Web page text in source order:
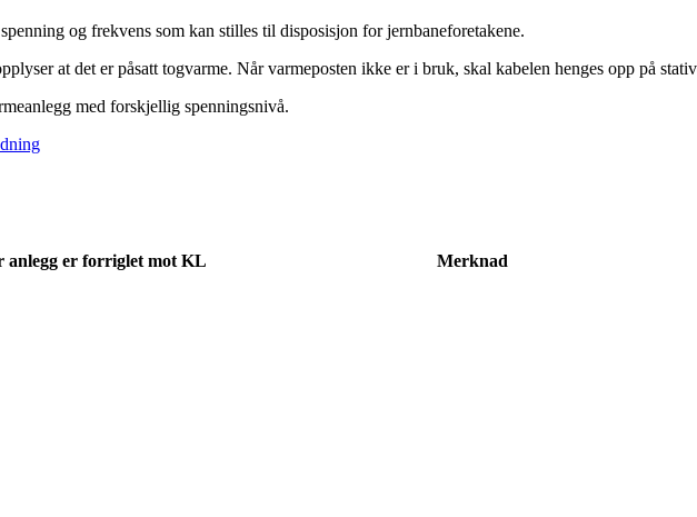
og frekvens som kan stilles til disposisjon for jernbaneforetakene.
at det er påsatt togvarme. Når varmeposten ikke er i bruk, skal kabelen henges opp på
med forskjellig spenningsnivå.
anlegg er forriglet mot KL
Merknad